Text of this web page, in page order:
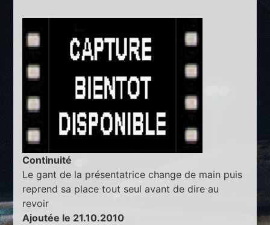
Continuité
Le gant de la présentatrice change de main puis
reprend sa place tout seul avant de dire au
revoir
Ajoutée le 21.10.2010